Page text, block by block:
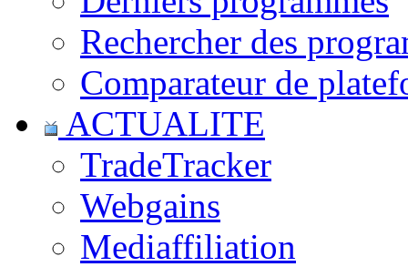
Rechercher des
Comparateur de
ACTUALITE
TradeTracker
Webgains
Mediaffiliation